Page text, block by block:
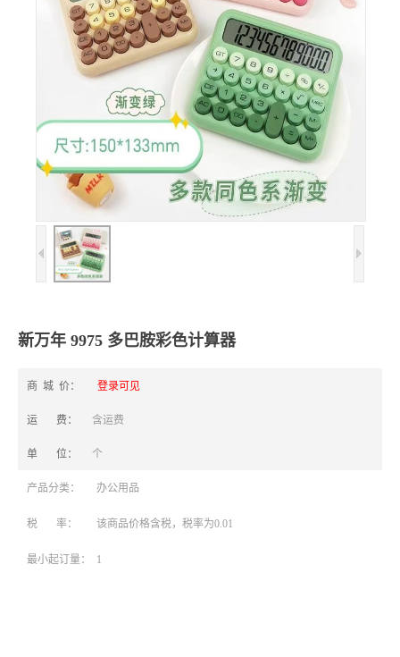
新万年 9975 多巴胺彩色计算器
商 城 价： 登录可见
运 费： 含运费
单 位： 个
产品分类： 办公用品
税 率： 该商品价格含税，税率为0.01
最小起订量： 1